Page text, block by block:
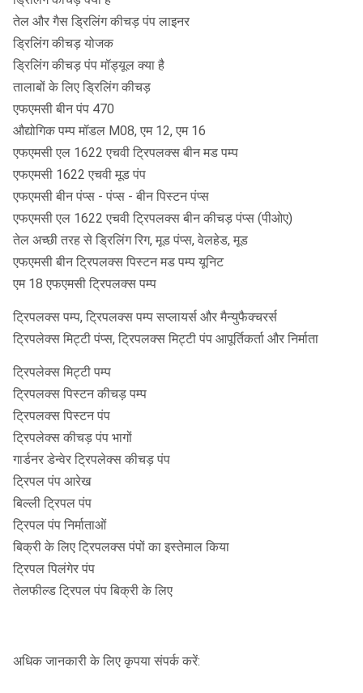
तेल और गैस ड्रिलिंग कीचड़ पंप लाइनर
ड्रिलिंग कीचड़ योजक
ड्रिलिंग कीचड़ पंप मॉड्यूल क्या है
तालाबों के लिए ड्रिलिंग कीचड़
एफएमसी बीन पंप 470
औद्योगिक पम्प मॉडल M08, एम 12, एम 16
एफएमसी एल 1622 एचवी ट्रिपलक्स बीन मड पम्प
एफएमसी 1622 एचवी मूड पंप
एफएमसी बीन पंप्स - पंप्स - बीन पिस्टन पंप्स
एफएमसी एल 1622 एचवी ट्रिपलक्स बीन कीचड़ पंप्स (पीओए)
तेल अच्छी तरह से ड्रिलिंग रिग, मूड पंप्स, वेलहेड, मूड
एफएमसी बीन ट्रिपलक्स पिस्टन मड पम्प यूनिट
एम 18 एफएमसी ट्रिपलक्स पम्प
ट्रिपलक्स पम्प, ट्रिपलक्स पम्प सप्लायर्स और मैन्युफैक्चरर्स
ट्रिपलेक्स मिट्टी पंप्स, ट्रिपलक्स मिट्टी पंप आपूर्तिकर्ता और निर्माता
ट्रिपलेक्स मिट्टी पम्प
ट्रिपलक्स पिस्टन कीचड़ पम्प
ट्रिपलक्स पिस्टन पंप
ट्रिपलेक्स कीचड़ पंप भागों
गार्डनर डेन्वेर ट्रिपलेक्स कीचड़ पंप
ट्रिपल पंप आरेख
बिल्ली ट्रिपल पंप
ट्रिपल पंप निर्माताओं
बिक्री के लिए ट्रिपलक्स पंपों का इस्तेमाल किया
ट्रिपल पिलंगेर पंप
तेलफील्ड ट्रिपल पंप बिक्री के लिए
अधिक जानकारी के लिए कृपया संपर्क करें: